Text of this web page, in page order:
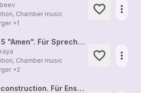
Chamber music
+1
more_horiz
Sinfonie Nr. 5 "Amen". Für Sprecher und fünf Instrumente (1990)
Chamber music
+2
more_horiz
Overtime Deconstruction. Für Ensemble (2024)